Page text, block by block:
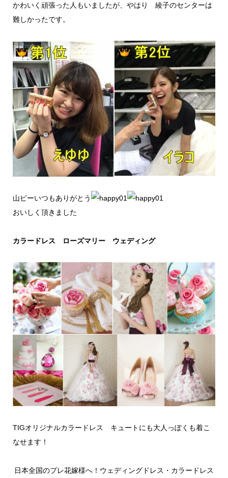
かわいく頑張った人もいましたが、やはり 綾子のセンターは
難しかったです。
山ピーいつもありがとう
おいしく頂きました
カラードレス ローズマリー ウェディング
TIGオリジナルカラードレス キュートにも大人っぽくも着こ
なせます！
日本全国のプレ花嫁様へ！ウェディングドレス・カラードレス